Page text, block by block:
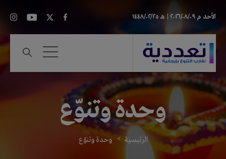
الأحد م ٢٠٢٦/٠٨/٠٩ | هـ ١٤٤٨/٠٢/٢٥
وحدة وتنوّع
الرئيسية وحدة وتنوّع